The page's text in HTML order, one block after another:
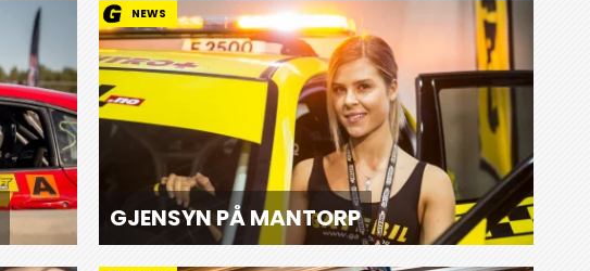
NEWS
GJENSYN PÅ MANTORP